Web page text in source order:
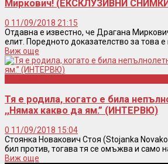
Миркович! (ЕКСКЛУЗИВНИ
0 11/09/2018 21:15
Отдавна е известно, че Драгана
елит. Поредното доказателство за това е
Виж още
Тя е родила, когато е била
,,Нямах какво да ям.” (ИНТЕРВЮ)
0 11/09/2018 15:04
Стоянка Новакович Стоя (Stojanka
бил против, тогава тя се омъжва и само
Виж още